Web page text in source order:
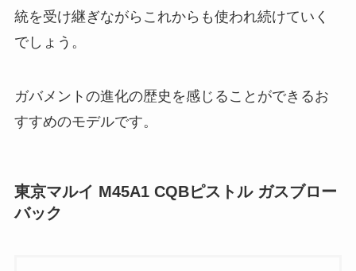
統を受け継ぎながらこれからも使われ続けていく
でしょう。
ガバメントの進化の歴史を感じることができるお
すすめのモデルです。
東京マルイ M45A1 CQBピストル ガスブロー
バック